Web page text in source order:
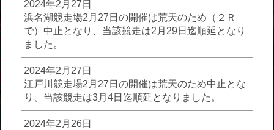
2024年2月27日
浜名湖競走場2月27日の開催は荒天のため（２Ｒ
で）中止となり、当該競走は2月29日迄順延となり
ました。
2024年2月27日
江戸川競走場2月27日の開催は荒天のため中止とな
り、当該競走は3月4日迄順延となりました。
2024年2月26日